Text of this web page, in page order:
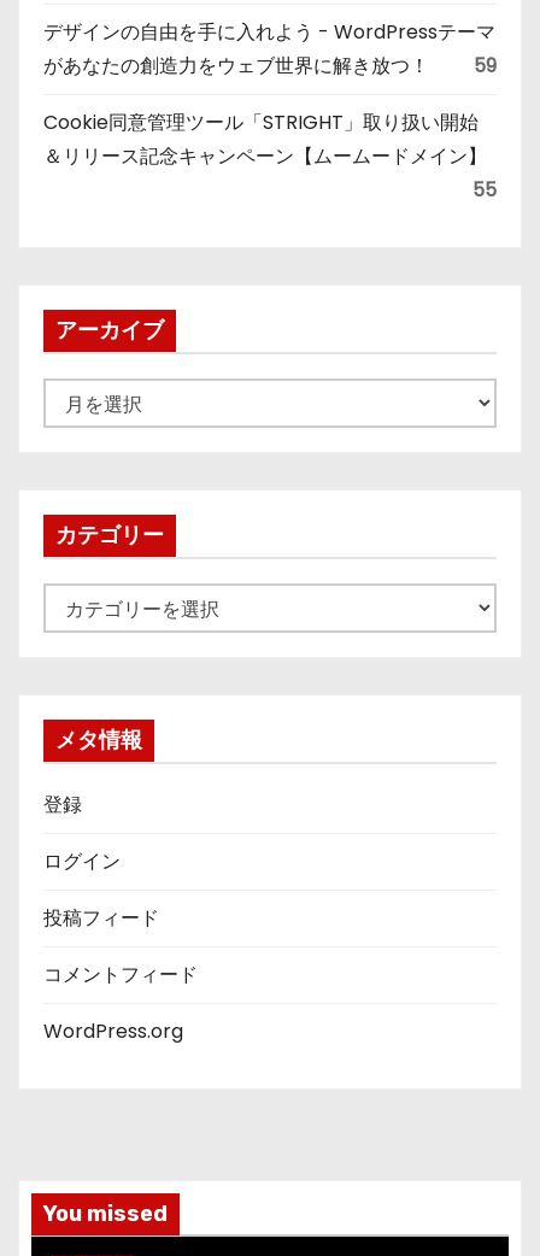
デザインの自由を手に入れよう - WordPressテーマ
があなたの創造力をウェブ世界に解き放つ！
59
Cookie同意管理ツール「STRIGHT」取り扱い開始
＆リリース記念キャンペーン【ムームードメイン】
55
アーカイブ
ー
ブカテゴリー
テ
メタ情報
登録
ログイン
投稿フィード
コメントフィード
WordPress.org
You missed